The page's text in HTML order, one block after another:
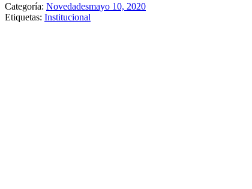
Categoría: Novedadesmayo 10, 2020
Etiquetas: Institucional